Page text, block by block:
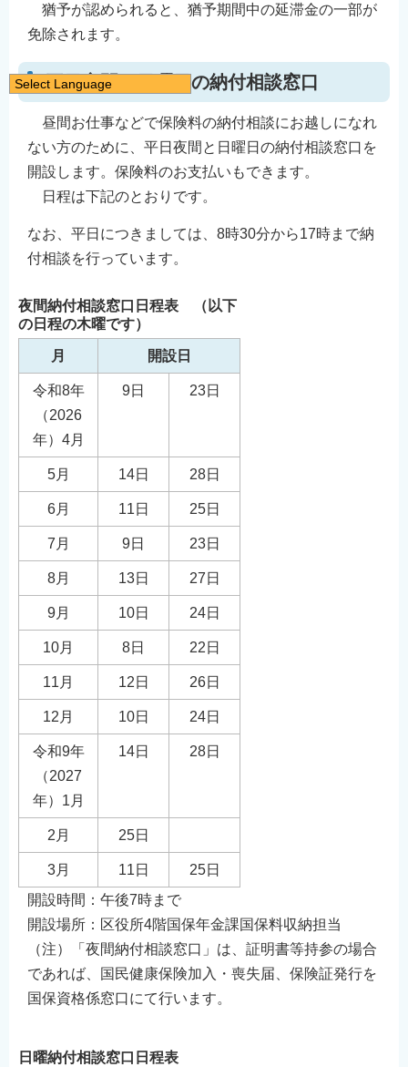
猶予が認められると、猶予期間中の延滞金の一部が
免除されます。
平日夜間と日曜日の納付相談窓口
昼間お仕事などで保険料の納付相談にお越しになれ
ない方のために、平日夜間と日曜日の納付相談窓口を
開設します。保険料のお支払いもできます。
日程は下記のとおりです。
なお、平日につきましては、8時30分から17時まで納
付相談を行っています。
夜間納付相談窓口日程表 （以下
の日程の木曜です）
月 開設日
令和8年
（2026
年）4月
9日 23日
5月 14日 28日
6月 11日 25日
7月 9日 23日
8月 13日 27日
9月 10日 24日
10月 8日 22日
11月 12日 26日
12月 10日 24日
令和9年
（2027
年）1月
14日 28日
2月 25日
3月 11日
25日
開設時間：午後7時まで
開設場所：区役所4階国保年金課国保料収納担当
（注）「夜間納付相談窓口」は、証明書等持参の場合
であれば、国民健康保険加入・喪失届、保険証発行を
国保資格係窓口にて行います。
日曜納付相談窓口日程表
Select Language
English
简体中文
繁體中文
नेपाली